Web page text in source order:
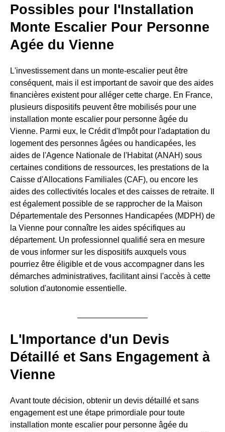
Possibles pour l'Installation
Monte Escalier Pour Personne
Agée du Vienne
L'investissement dans un monte-escalier peut être
conséquent, mais il est important de savoir que des aides
financières existent pour alléger cette charge. En France,
plusieurs dispositifs peuvent être mobilisés pour une
installation monte escalier pour personne âgée du
Vienne. Parmi eux, le Crédit d'Impôt pour l'adaptation du
logement des personnes âgées ou handicapées, les
aides de l'Agence Nationale de l'Habitat (ANAH) sous
certaines conditions de ressources, les prestations de la
Caisse d'Allocations Familiales (CAF), ou encore les
aides des collectivités locales et des caisses de retraite. Il
est également possible de se rapprocher de la Maison
Départementale des Personnes Handicapées (MDPH) de
la Vienne pour connaître les aides spécifiques au
département. Un professionnel qualifié sera en mesure
de vous informer sur les dispositifs auxquels vous
pourriez être éligible et de vous accompagner dans les
démarches administratives, facilitant ainsi l'accès à cette
solution d'autonomie essentielle.
L'Importance d'un Devis
Détaillé et Sans Engagement à
Vienne
Avant toute décision, obtenir un devis détaillé et sans
engagement est une étape primordiale pour toute
installation monte escalier pour personne âgée du